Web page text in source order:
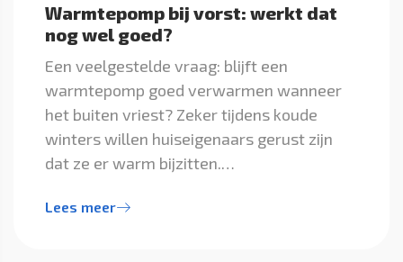
Warmtepomp bij vorst: werkt dat
nog wel goed?
Een veelgestelde vraag: blijft een
warmtepomp goed verwarmen wanneer
het buiten vriest? Zeker tijdens koude
winters willen huiseigenaars gerust zijn
dat ze er warm bijzitten.…
Lees meer